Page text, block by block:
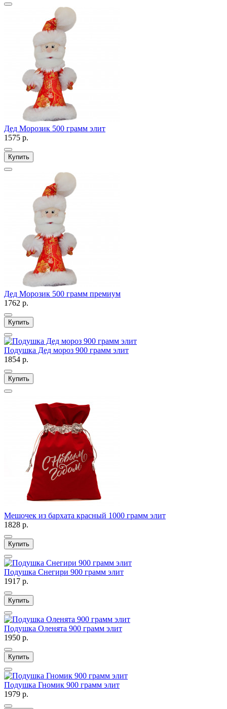
Дед Морозик 500 грамм элит
1575 р.
Купить
Дед Морозик 500 грамм премиум
1762 р.
Купить
Подушка Дед мороз 900 грамм элит
1854 р.
Купить
Мешочек из бархата красный 1000 грамм элит
1828 р.
Купить
Подушка Снегири 900 грамм элит
1917 р.
Купить
Подушка Оленята 900 грамм элит
1950 р.
Купить
Подушка Гномик 900 грамм элит
1979 р.